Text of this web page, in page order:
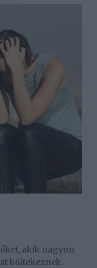
akik nagyon
költekeznek.